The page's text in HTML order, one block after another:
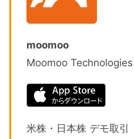
moomoo
Moomoo Technologies
米株・日本株 デモ取引